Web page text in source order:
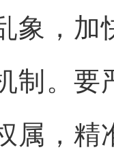
象，加
制。
属，精